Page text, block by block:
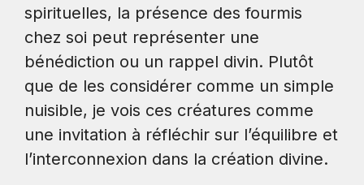
spirituelles, la présence des fourmis
chez soi peut représenter une
bénédiction ou un rappel divin. Plutôt
que de les considérer comme un simple
nuisible, je vois ces créatures comme
une invitation à réfléchir sur l’équilibre et
l’interconnexion dans la création divine.